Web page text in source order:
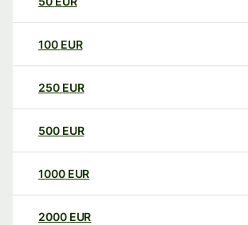
100 EUR
250 EUR
500 EUR
1000 EUR
2000 EUR